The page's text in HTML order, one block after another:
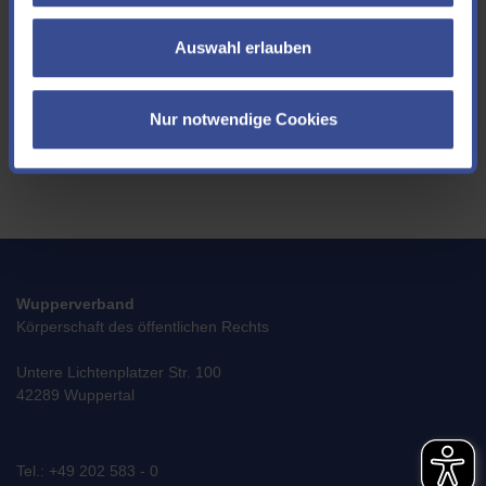
Auswahl erlauben
Nur notwendige Cookies
Ich akzeptiere dieDatenschutzerklärung*
SENDEN
Wupperverband
Körperschaft des öffentlichen Rechts
Untere Lichtenplatzer Str. 100
42289 Wuppertal
Tel.: +49 202 583 - 0